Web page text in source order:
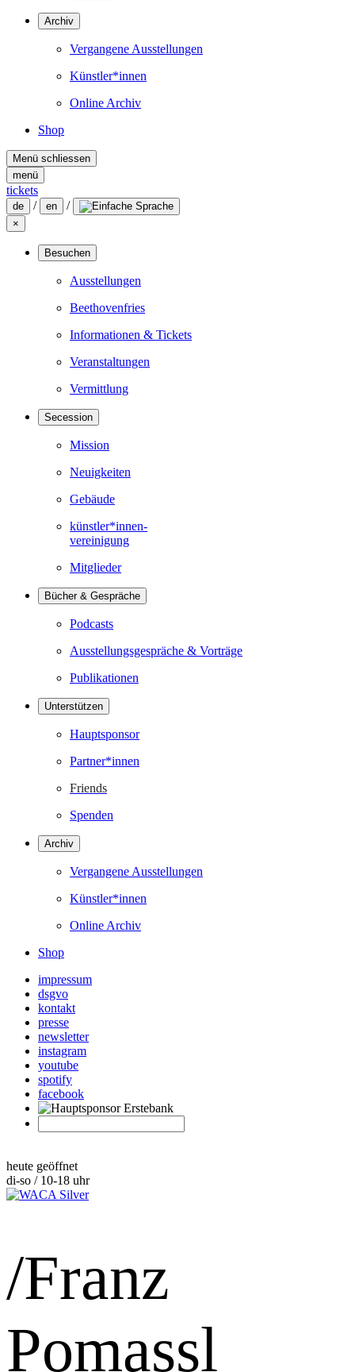
Archiv
Vergangene Ausstellungen
Künstler*innen
Online Archiv
Shop
Menü schliessen
menü
tickets
de / en /
×
Besuchen
Ausstellungen
Beethovenfries
Informationen & Tickets
Veranstaltungen
Vermittlung
Secession
Mission
Neuigkeiten
Gebäude
künstler*innen-
vereinigung
Mitglieder
Bücher & Gespräche
Podcasts
Ausstellungsgespräche & Vorträge
Publikationen
Unterstützen
Hauptsponsor
Partner*innen
Friends
Spenden
Archiv
Vergangene Ausstellungen
Künstler*innen
Online Archiv
Shop
impressum
dsgvo
kontakt
presse
newsletter
instagram
youtube
spotify
facebook
heute geöffnet
di-so / 10-18 uhr
/Franz
Pomassl